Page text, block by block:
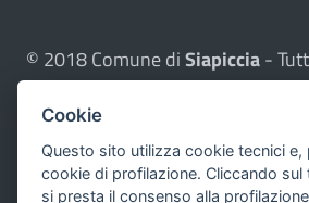
© 2018 Comune diSiapiccia-
contenuti del sito, testi e
del Comune - CMS:
Questo sito utilizza, nella versione
DISLESSIA,Biancoenero ®, una
Cookie
Questo sito utilizza cookie tecnici e,
cookie di profilazione. Cliccando
si presta il consenso alla profilazione